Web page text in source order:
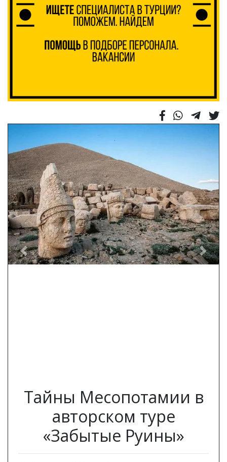
Previous Next
Тайны Месопотамии в
авторском туре
«Забытые Руины»